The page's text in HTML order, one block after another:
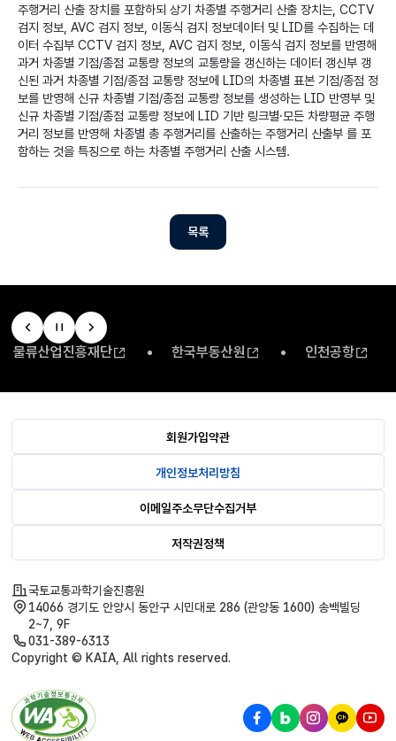
주행거리 산출 장치를 포함하되 상기 차종별 주행거리 산출 장치는, CCTV
검지 정보, AVC 검지 정보, 이동식 검지 정보데이터 및 LID를 수집하는 데
이터 수집부 CCTV 검지 정보, AVC 검지 정보, 이동식 검지 정보를 반영해
과거 차종별 기점/종점 교통량 정보의 교통량을 갱신하는 데이터 갱신부 갱
신된 과거 차종별 기점/종점 교통량 정보에 LID의 차종별 표본 기점/종점 정
보를 반영해 신규 차종별 기점/종점 교통량 정보를 생성하는 LID 반영부 및
신규 차종별 기점/종점 교통량 정보에 LID 기반 링크별·모든 차량평균 주행
거리 정보를 반영해 차종별 총 주행거리를 산출하는 주행거리 산출부 를 포
함하는 것을 특징으로 하는 차종별 주행거리 산출 시스템.
목록
물류산업진흥재단 한국부동산원 인천공항
회원가입약관
개인정보처리방침
이메일주소무단수집거부
저작권정책
국토교통과학기술진흥원
14066 경기도 안양시 동안구 시민대로 286 (관양동 1600) 송백빌딩
2~7, 9F
031-389-6313
Copyright © KAIA, All rights reserved.